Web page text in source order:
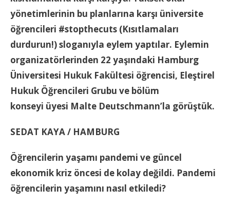
yönetimlerinin bu planlarına karşı üniversite
öğrencileri #stopthecuts (Kısıtlamaları
durdurun!) sloganıyla eylem yaptılar. Eylemin
organizatörlerinden 22 yaşındaki Hamburg
Üniversitesi Hukuk Fakültesi öğrencisi, Eleştirel
Hukuk Öğrencileri Grubu ve bölüm
konseyi üyesi Malte Deutschmann’la görüştük.
SEDAT KAYA / HAMBURG
Öğrencilerin yaşamı pandemi ve güncel
ekonomik kriz öncesi de kolay değildi. Pandemi
öğrencilerin yaşamını nasıl etkiledi?